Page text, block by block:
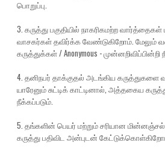
பொறுப்பு.
3. கருத்து பகுதியில் நாகரிகமற்ற
வாசகர்கள் தவிர்க்க வேண்டுகிறோம்.
கருத்துக்கள் / Anonymous - முன்னறிவிப்பின்றி
4. தனிநபர் தாக்குதல் அடங்கிய கருத்துகளை
யாரேனும் சுட்டிக் காட்டினால், அத்தகைய
நீக்கப்படும்.
5. தங்களின் பெயர் மற்றும் சரியான
கருத்து பதிவிட அன்புடன்